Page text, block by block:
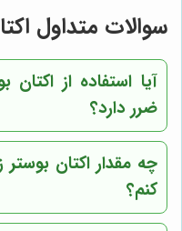
سوالات متداول
آیا استفاده از
ضرر دارد؟
چه مقدار اکتان بوستر
کنم؟